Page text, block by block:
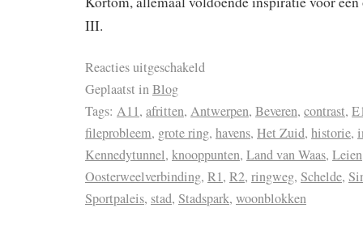
III.
Reacties uitgeschakeld
Geplaatst inBlog
Tags: A11, afritten, Antwerpen, Beveren, contrast,
fileprobleem, grote ring, havens, Het Zuid, historie,
Kennedytunnel, knooppunten, Land van Waas, Leien
Oosterweelverbinding, R1, R2, ringweg, Schelde,
Sportpaleis, stad, Stadspark, woonblokken